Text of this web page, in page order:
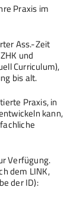
Praxis im
Ass.-Zeit
und
Curriculum),
bis alt.
Praxis, in
kann,
Verfügung.
dem LINK,
der ID):